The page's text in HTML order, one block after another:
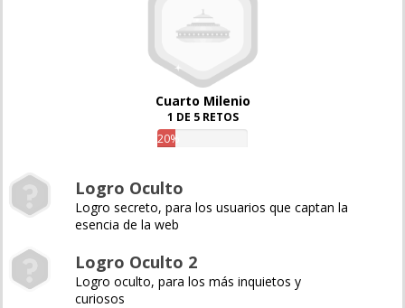
Cuarto Milenio
1 DE 5 RETOS
20%
Logro Oculto
Logro secreto, para los usuarios que captan la
esencia de la web
Logro Oculto 2
Logro oculto, para los más inquietos y
curiosos